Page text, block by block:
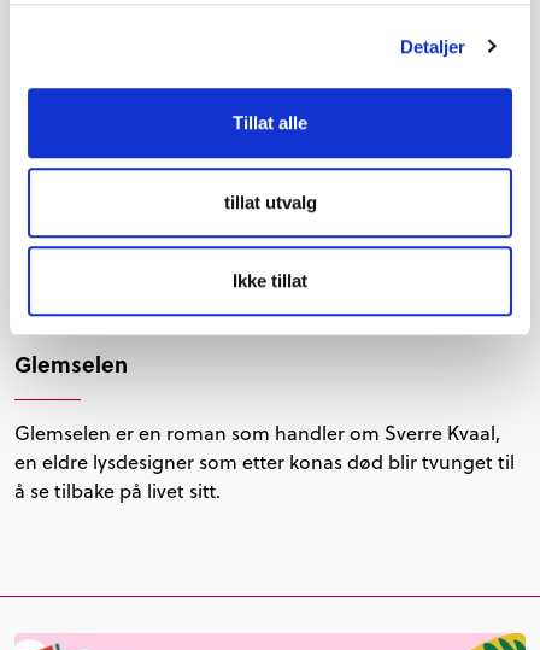
Detaljer
Tillat alle
tillat utvalg
Ikke tillat
Glemselen
Glemselen er en roman som handler om Sverre Kvaal,
en eldre lysdesigner som etter konas død blir tvunget til
å se tilbake på livet sitt.